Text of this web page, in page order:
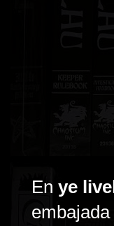
En ye
Bag
War
Book
Leng